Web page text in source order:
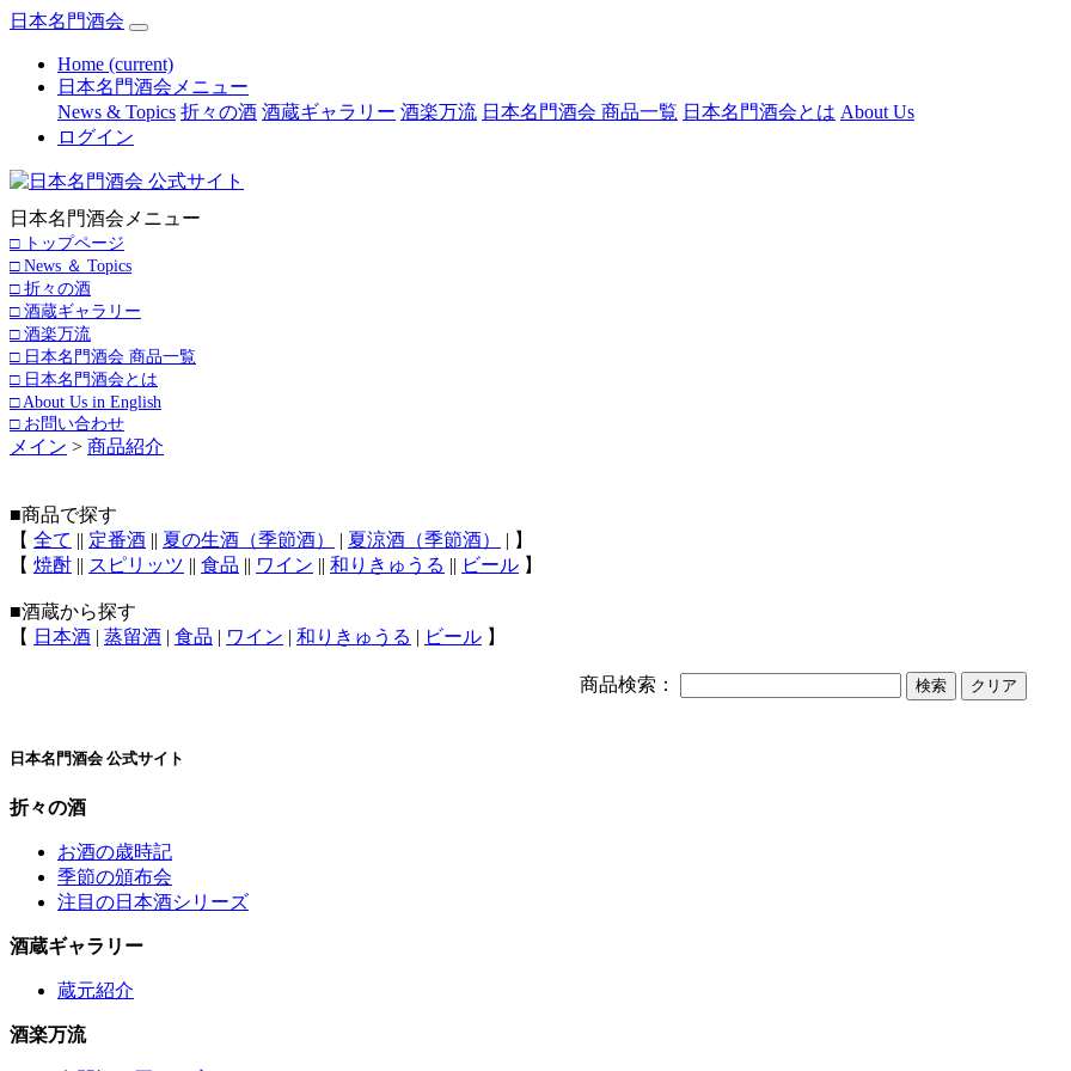
日本名門酒会
Home (current)
日本名門酒会メニュー
News & Topics 折々の酒 酒蔵ギャラリー 酒楽万流 日本名門酒会 商品一覧 日本名門酒会とは About Us
ログイン
日本名門酒会メニュー
□ トップページ
□ News ＆ Topics
□ 折々の酒
□ 酒蔵ギャラリー
□ 酒楽万流
□ 日本名門酒会 商品一覧
□ 日本名門酒会とは
□ About Us in English
□ お問い合わせ
メイン > 商品紹介
■商品で探す
【 全て || 定番酒 || 夏の生酒（季節酒） | 夏涼酒（季節酒）
| 】
【 焼酎 || スピリッツ || 食品 || ワイン || 和りきゅうる || ビール 】
■酒蔵から探す
【 日本酒 | 蒸留酒 | 食品 | ワイン | 和りきゅうる | ビール 】
商品検索：
日本名門酒会 公式サイト
折々の酒
お酒の歳時記
季節の頒布会
注目の日本酒シリーズ
酒蔵ギャラリー
蔵元紹介
酒楽万流